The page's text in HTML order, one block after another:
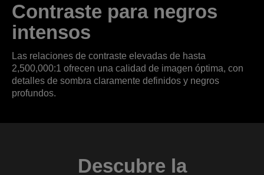
Contraste para negros
intensos
Las relaciones de contraste elevadas de hasta
2,500,000:1 ofrecen una calidad de imagen óptima, con
detalles de sombra claramente definidos y negros
profundos.
Descubre la